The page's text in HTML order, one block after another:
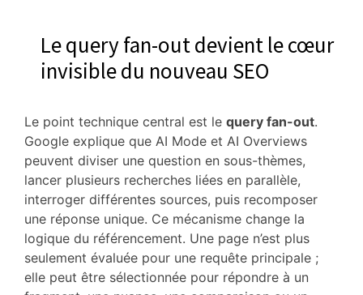
Le query fan-out devient le cœur
invisible du nouveau SEO
Le point technique central est le query fan-out.
Google explique que AI Mode et AI Overviews
peuvent diviser une question en sous-thèmes,
lancer plusieurs recherches liées en parallèle,
interroger différentes sources, puis recomposer
une réponse unique. Ce mécanisme change la
logique du référencement. Une page n’est plus
seulement évaluée pour une requête principale ;
elle peut être sélectionnée pour répondre à un